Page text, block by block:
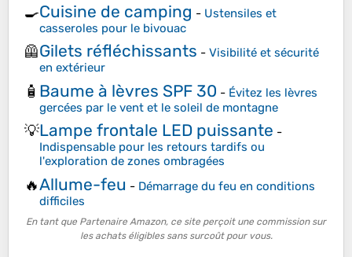
🍳Cuisine de camping - Ustensiles et
casseroles pour le bivouac
🦺Gilets réfléchissants - Visibilité et sécurité
en extérieur
🧴 Baume à lèvres SPF 30 - Évitez les lèvres
gercées par le vent et le soleil de montagne
💡Lampe frontale LED puissante -
Indispensable pour les retours tardifs ou
l'exploration de zones ombragées
🔥Allume-feu - Démarrage du feu en conditions
difficiles
En tant que Partenaire Amazon, ce site perçoit une commission sur
les achats éligibles sans surcoût pour vous.